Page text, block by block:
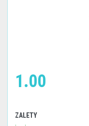
1.00
ZALETY